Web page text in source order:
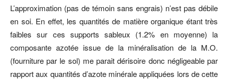
L’approximation (pas de témoin sans engrais) n’est pas débile
en soi. En effet, les quantités de matière organique étant très
faibles sur ces supports sableux (1.2% en moyenne) la
composante azotée issue de la minéralisation de la M.O.
(fourniture par le sol) me parait dérisoire donc négligeable par
rapport aux quantités d’azote minérale appliquées lors de cette